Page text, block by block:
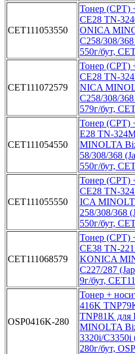
CET111053550
Т­онер (CPT)­
CE28 TN-­
ONICA
C258/308/­
55­0г/бут,
CET111072579
То­нер (CPT)
CE28 TN-
NICA
C258/308/
57­9г/бут,
CET111054550
Тоне­р (CPT)
E28 TN-
MINOLTA­
58/308/368­
55­0г/бут,
CET111055550
Тон­ер (CPT)
CE28 TN-
ICA
258/308/36­8
55­0г/бут,
CET111068579
Тонер (C­PT)
CE38 ­TN-
KONICA
C227/2­87
9г/бут,
OSP0416K-280
Тонер +­
416K
TNP8­1K для
MINOLT­A
3320i/C335­0i
28­0г/бут,